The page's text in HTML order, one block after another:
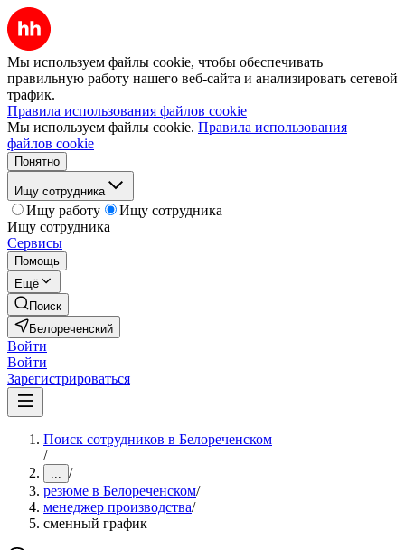
Мы используем файлы cookie, чтобы обеспечивать
правильную работу нашего веб-сайта и анализировать сетевой
трафик.
Правила использования файлов cookie
Мы используем файлы cookie. Правила использования
файлов cookie
Понятно
Ищу сотрудника
Ищу работу
Ищу сотрудника
Ищу сотрудника
Сервисы
Помощь
Ещё
Поиск
Белореченский
Войти
Войти
Зарегистрироваться
Поиск сотрудников в Белореченском
/
... /
резюме в Белореченском/
менеджер производства/
сменный график